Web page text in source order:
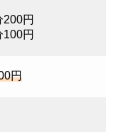
円
円
円